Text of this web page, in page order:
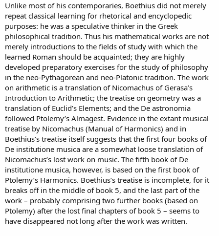
Unlike most of his contemporaries, Boethius did not merely
repeat classical learning for rhetorical and encyclopedic
purposes: he was a speculative thinker in the Greek
philosophical tradition. Thus his mathematical works are not
merely introductions to the fields of study with which the
learned Roman should be acquainted; they are highly
developed preparatory exercises for the study of philosophy
in the neo-Pythagorean and neo-Platonic tradition. The work
on arithmetic is a translation of Nicomachus of Gerasa’s
Introduction to Arithmetic; the treatise on geometry was a
translation of Euclid’s Elements; and the De astronomia
followed Ptolemy’s Almagest. Evidence in the extant musical
treatise by Nicomachus (Manual of Harmonics) and in
Boethius’s treatise itself suggests that the first four books of
De institutione musica are a somewhat loose translation of
Nicomachus’s lost work on music. The fifth book of De
institutione musica, however, is based on the first book of
Ptolemy’s Harmonics. Boethius’s treatise is incomplete, for it
breaks off in the middle of book 5, and the last part of the
work – probably comprising two further books (based on
Ptolemy) after the lost final chapters of book 5 – seems to
have disappeared not long after the work was written.